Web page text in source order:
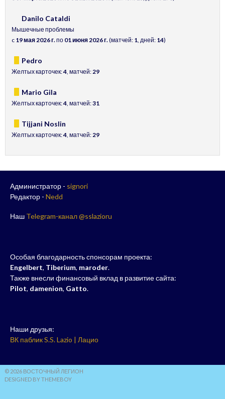
Danilo Cataldi
Мышечные проблемы
c 19 мая 2026 г.по 01 июня 2026 г.(матчей: 1, дней: 14)
Pedro
Желтых карточек:4, матчей:29
Mario Gila
Желтых карточек:4, матчей:31
Tijjani Noslin
Желтых карточек:4, матчей:29
Администратор - signori
Редактор - Nedd
Наш Telegram-канал @sslazioru
Особая благодарность спонсорам проекта:
Engelbert, Tiberium, maroder.
Также внесли финансовый вклад в развитие сайта:
Pilot, damenion, Gatto.
Наши друзья:
ВК паблик S.S. Lazio | Лацио
© 2026 ВОСТОЧНЫЙ ЛЕГИОН
DESIGNED BY THEMEBOY